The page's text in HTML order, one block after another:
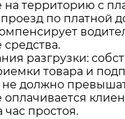
на территорию с
по платной
разгрузки:
товара и
не должно
час простоя.